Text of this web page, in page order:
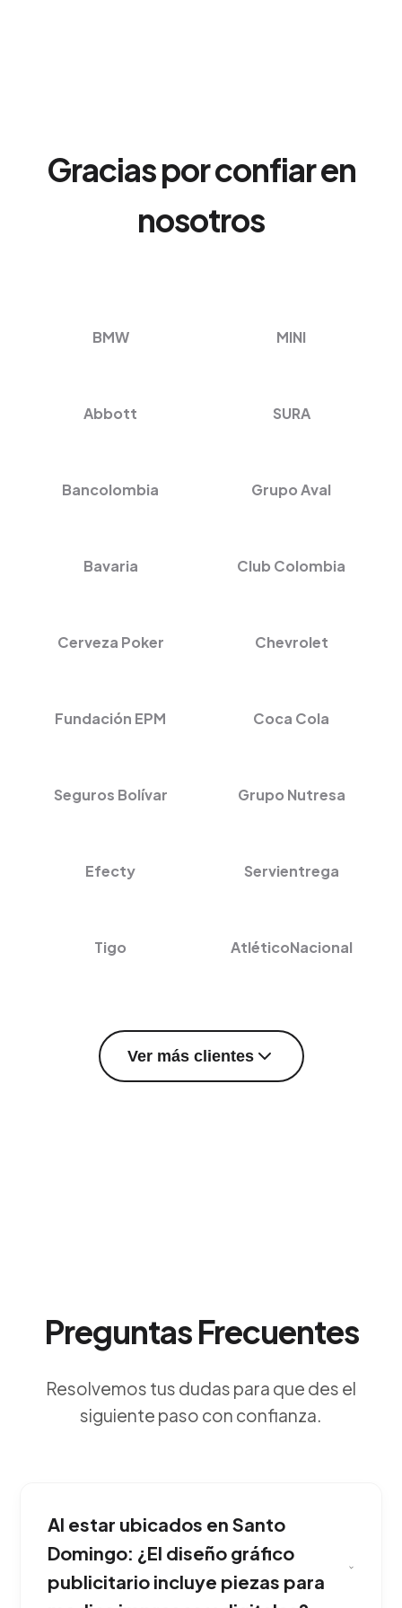
Gracias por confiar en
nosotros
BMW MINI
Abbott SURA
Bancolombia Grupo Aval
Bavaria Club Colombia
Cerveza Poker Chevrolet
Fundación EPM Coca Cola
Seguros Bolívar Grupo Nutresa
Efecty Servientrega
Tigo AtléticoNacional
Ver más clientes
Preguntas Frecuentes
Resolvemos tus dudas para que des el
siguiente paso con confianza.
Al estar ubicados en Santo
Domingo: ¿El diseño gráfico
publicitario incluye piezas para